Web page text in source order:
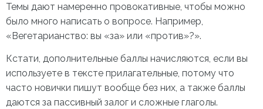
Темы дают намеренно провокативные, чтобы можно
было много написать о вопросе. Например,
«Вегетарианство: вы «за» или «против»?».
Кстати, дополнительные баллы начисляются, если вы
используете в тексте прилагательные, потому что
часто новички пишут вообще без них, а также баллы
даются за пассивный залог и сложные глаголы.